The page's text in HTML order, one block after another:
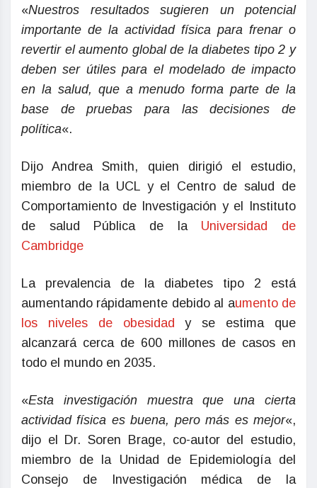
«Nuestros resultados sugieren un potencial
importante de la actividad física para frenar o
revertir el aumento global de la diabetes tipo 2 y
deben ser útiles para el modelado de impacto
en la salud, que a menudo forma parte de la
base de pruebas para las decisiones de
política«.
Dijo Andrea Smith, quien dirigió el estudio,
miembro de la UCL y el Centro de salud de
Comportamiento de Investigación y el Instituto
de salud Pública de la Universidad de
Cambridge
La prevalencia de la diabetes tipo 2 está
aumentando rápidamente debido al aumento de
los niveles de obesidad y se estima que
alcanzará cerca de 600 millones de casos en
todo el mundo en 2035.
«Esta investigación muestra que una cierta
actividad física es buena, pero más es mejor«,
dijo el Dr. Soren Brage, co-autor del estudio,
miembro de la Unidad de Epidemiología del
Consejo de Investigación médica de la